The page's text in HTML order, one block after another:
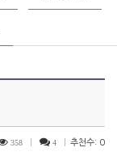
358 4 추천수: 0